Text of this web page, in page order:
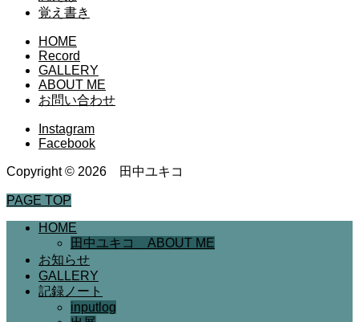
覚え書き
HOME
Record
GALLERY
ABOUT ME
お問い合わせ
Instagram
Facebook
Copyright © 2026 田中ユキコ
PAGE TOP
HOME
田中ユキコ ABOUT ME
お知らせ
GALLERY
記録ノート
inputlog